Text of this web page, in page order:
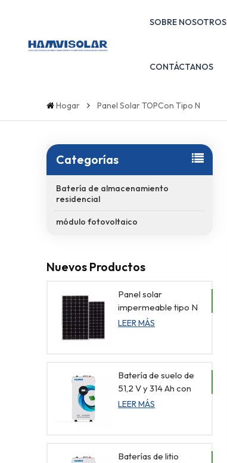
SOBRE NOSOTROS
CONTÁCTANOS
Hogar Panel Solar TOPCon Tipo N
Categorías
Batería de almacenamiento
residencial
módulo fotovoltaico
Nuevos Productos
Panel solar
impermeable tipo N
HITOUCH 6H de
LEER MÁS
Batería de suelo de
51,2 V y 314 Ah con
monitorización visual
LEER MÁS
Baterías de litio